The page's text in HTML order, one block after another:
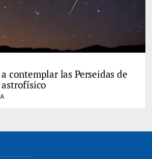
contemplar las Perseidas de